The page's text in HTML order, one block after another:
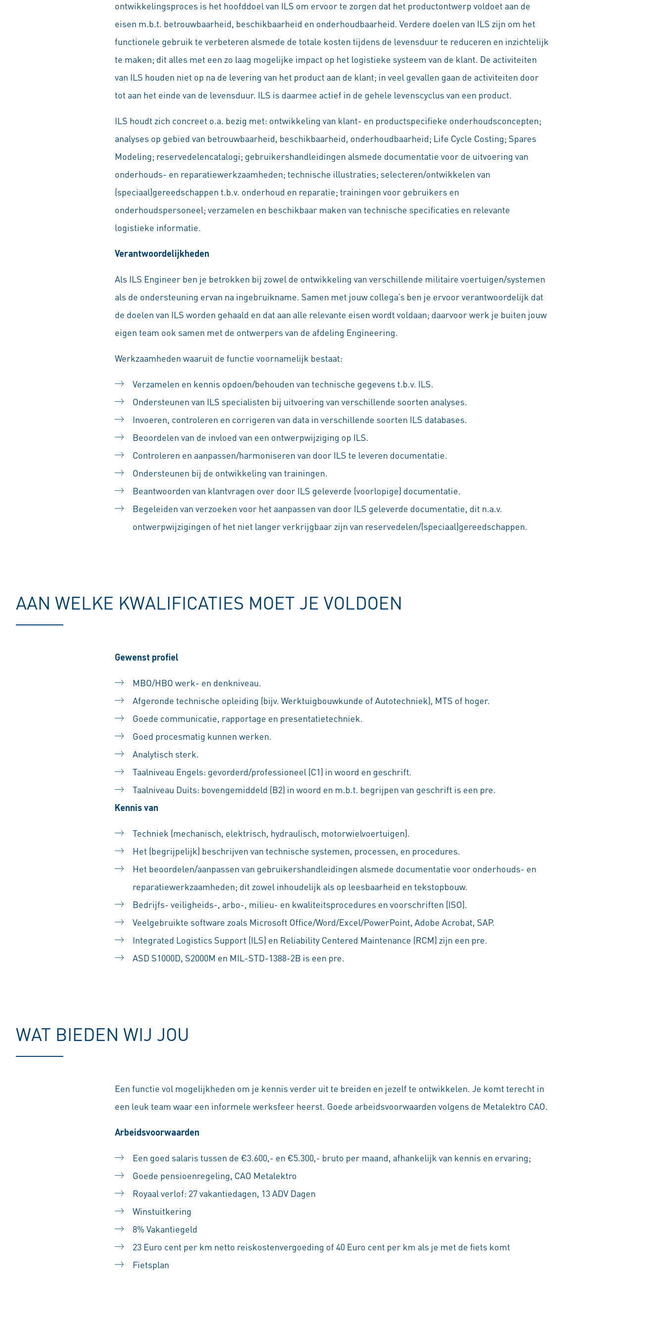
ontwikkelingsproces is het hoofddoel van ILS om ervoor te zorgen dat het productontwerp voldoet aan de
eisen m.b.t. betrouwbaarheid, beschikbaarheid en onderhoudbaarheid. Verdere doelen van ILS zijn om het
functionele gebruik te verbeteren alsmede de totale kosten tijdens de levensduur te reduceren en inzichtelijk
te maken; dit alles met een zo laag mogelijke impact op het logistieke systeem van de klant. De activiteiten
van ILS houden niet op na de levering van het product aan de klant; in veel gevallen gaan de activiteiten door
tot aan het einde van de levensduur. ILS is daarmee actief in de gehele levenscyclus van een product.
ILS houdt zich concreet o.a. bezig met: ontwikkeling van klant- en productspecifieke onderhoudsconcepten;
analyses op gebied van betrouwbaarheid, beschikbaarheid, onderhoudbaarheid; Life Cycle Costing; Spares
Modeling; reservedelencatalogi; gebruikershandleidingen alsmede documentatie voor de uitvoering van
onderhouds- en reparatiewerkzaamheden; technische illustraties; selecteren/ontwikkelen van
(speciaal)gereedschappen t.b.v. onderhoud en reparatie; trainingen voor gebruikers en
onderhoudspersoneel; verzamelen en beschikbaar maken van technische specificaties en relevante
logistieke informatie.
Verantwoordelijkheden
Als ILS Engineer ben je betrokken bij zowel de ontwikkeling van verschillende militaire voertuigen/systemen
als de ondersteuning ervan na ingebruikname. Samen met jouw collega’s ben je ervoor verantwoordelijk dat
de doelen van ILS worden gehaald en dat aan alle relevante eisen wordt voldaan; daarvoor werk je buiten jouw
eigen team ook samen met de ontwerpers van de afdeling Engineering.
Werkzaamheden waaruit de functie voornamelijk bestaat:
Verzamelen en kennis opdoen/behouden van technische gegevens t.b.v. ILS.
Ondersteunen van ILS specialisten bij uitvoering van verschillende soorten analyses.
Invoeren, controleren en corrigeren van data in verschillende soorten ILS databases.
Beoordelen van de invloed van een ontwerpwijziging op ILS.
Controleren en aanpassen/harmoniseren van door ILS te leveren documentatie.
Ondersteunen bij de ontwikkeling van trainingen.
Beantwoorden van klantvragen over door ILS geleverde (voorlopige) documentatie.
Begeleiden van verzoeken voor het aanpassen van door ILS geleverde documentatie, dit n.a.v.
ontwerpwijzigingen of het niet langer verkrijgbaar zijn van reservedelen/(speciaal)gereedschappen.
AAN WELKE KWALIFICATIES MOET JE VOLDOEN
Gewenst profiel
MBO/HBO werk- en denkniveau.
Afgeronde technische opleiding (bijv. Werktuigbouwkunde of Autotechniek), MTS of hoger.
Goede communicatie, rapportage en presentatietechniek.
Goed procesmatig kunnen werken.
Analytisch sterk.
Taalniveau Engels: gevorderd/professioneel (C1) in woord en geschrift.
Taalniveau Duits: bovengemiddeld (B2) in woord en m.b.t. begrijpen van geschrift is een pre.
Kennis van
Techniek (mechanisch, elektrisch, hydraulisch, motorwielvoertuigen).
Het (begrijpelijk) beschrijven van technische systemen, processen, en procedures.
Het beoordelen/aanpassen van gebruikershandleidingen alsmede documentatie voor onderhouds- en
reparatiewerkzaamheden; dit zowel inhoudelijk als op leesbaarheid en tekstopbouw.
Bedrijfs- veiligheids-, arbo-, milieu- en kwaliteitsprocedures en voorschriften (ISO).
Veelgebruikte software zoals Microsoft Office/Word/Excel/PowerPoint, Adobe Acrobat, SAP.
Integrated Logistics Support (ILS) en Reliability Centered Maintenance (RCM) zijn een pre.
ASD S1000D, S2000M en MIL-STD-1388-2B is een pre.
WAT BIEDEN WIJ JOU
Een functie vol mogelijkheden om je kennis verder uit te breiden en jezelf te ontwikkelen. Je komt terecht in
een leuk team waar een informele werksfeer heerst. Goede arbeidsvoorwaarden volgens de Metalektro CAO.
Arbeidsvoorwaarden
Een goed salaris tussen de €3.600,- en €5.300,- bruto per maand, afhankelijk van kennis en ervaring;
Goede pensioenregeling, CAO Metalektro
Royaal verlof: 27 vakantiedagen, 13 ADV Dagen
Winstuitkering
8% Vakantiegeld
23 Euro cent per km netto reiskostenvergoeding of 40 Euro cent per km als je met de fiets komt
Fietsplan